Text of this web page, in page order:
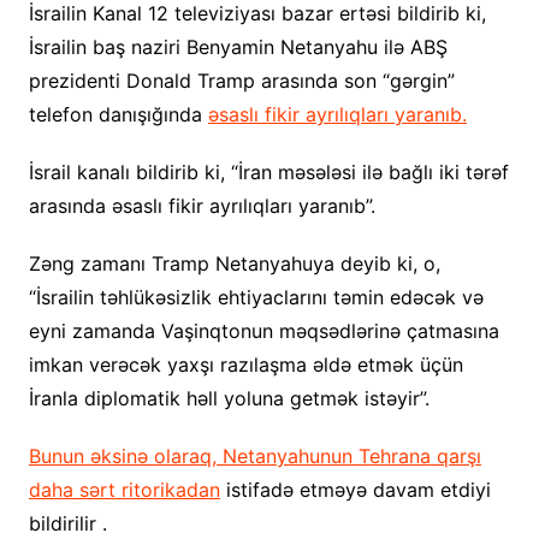
İsrailin Kanal 12 televiziyası bazar ertəsi bildirib ki,
İsrailin baş naziri Benyamin Netanyahu ilə ABŞ
prezidenti Donald Tramp arasında son “gərgin”
telefon danışığında əsaslı fikir ayrılıqları yaranıb.
İsrail kanalı bildirib ki, “İran məsələsi ilə bağlı iki tərəf
arasında əsaslı fikir ayrılıqları yaranıb”.
Zəng zamanı Tramp Netanyahuya deyib ki, o,
“İsrailin təhlükəsizlik ehtiyaclarını təmin edəcək və
eyni zamanda Vaşinqtonun məqsədlərinə çatmasına
imkan verəcək yaxşı razılaşma əldə etmək üçün
İranla diplomatik həll yoluna getmək istəyir”.
Bunun əksinə olaraq, Netanyahunun Tehrana qarşı
daha sərt ritorikadanistifadə etməyə davam etdiyi
bildirilir .